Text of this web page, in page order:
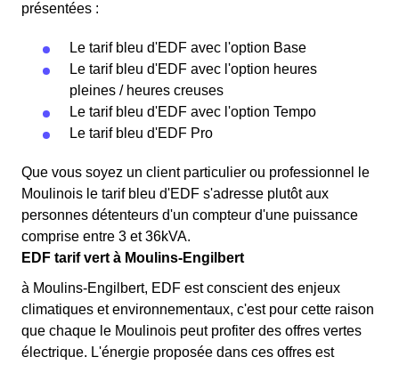
présentées :
Le tarif bleu d'EDF avec l'option Base
Le tarif bleu d'EDF avec l'option heures
pleines / heures creuses
Le tarif bleu d'EDF avec l'option Tempo
Le tarif bleu d'EDF Pro
Que vous soyez un client particulier ou professionnel le
Moulinois le tarif bleu d'EDF s'adresse plutôt aux
personnes détenteurs d'un compteur d'une puissance
comprise entre 3 et 36kVA.
EDF tarif vert à Moulins-Engilbert
à Moulins-Engilbert, EDF est conscient des enjeux
climatiques et environnementaux, c'est pour cette raison
que chaque le Moulinois peut profiter des offres vertes
électrique. L'énergie proposée dans ces offres est